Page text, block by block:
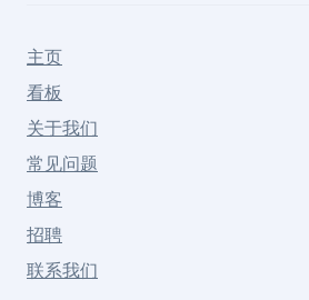
主页
看板
关于我们
常见问题
博客
招聘
联系我们